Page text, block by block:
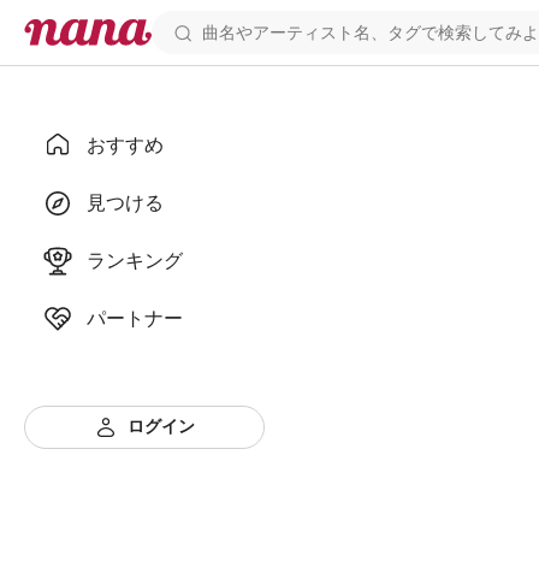
おすすめ
見つける
ランキング
パートナー
ログイン